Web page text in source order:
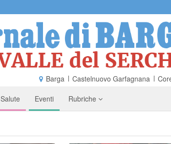
Barga Castelnuovo Garfagnana
Salute Eventi Rubriche